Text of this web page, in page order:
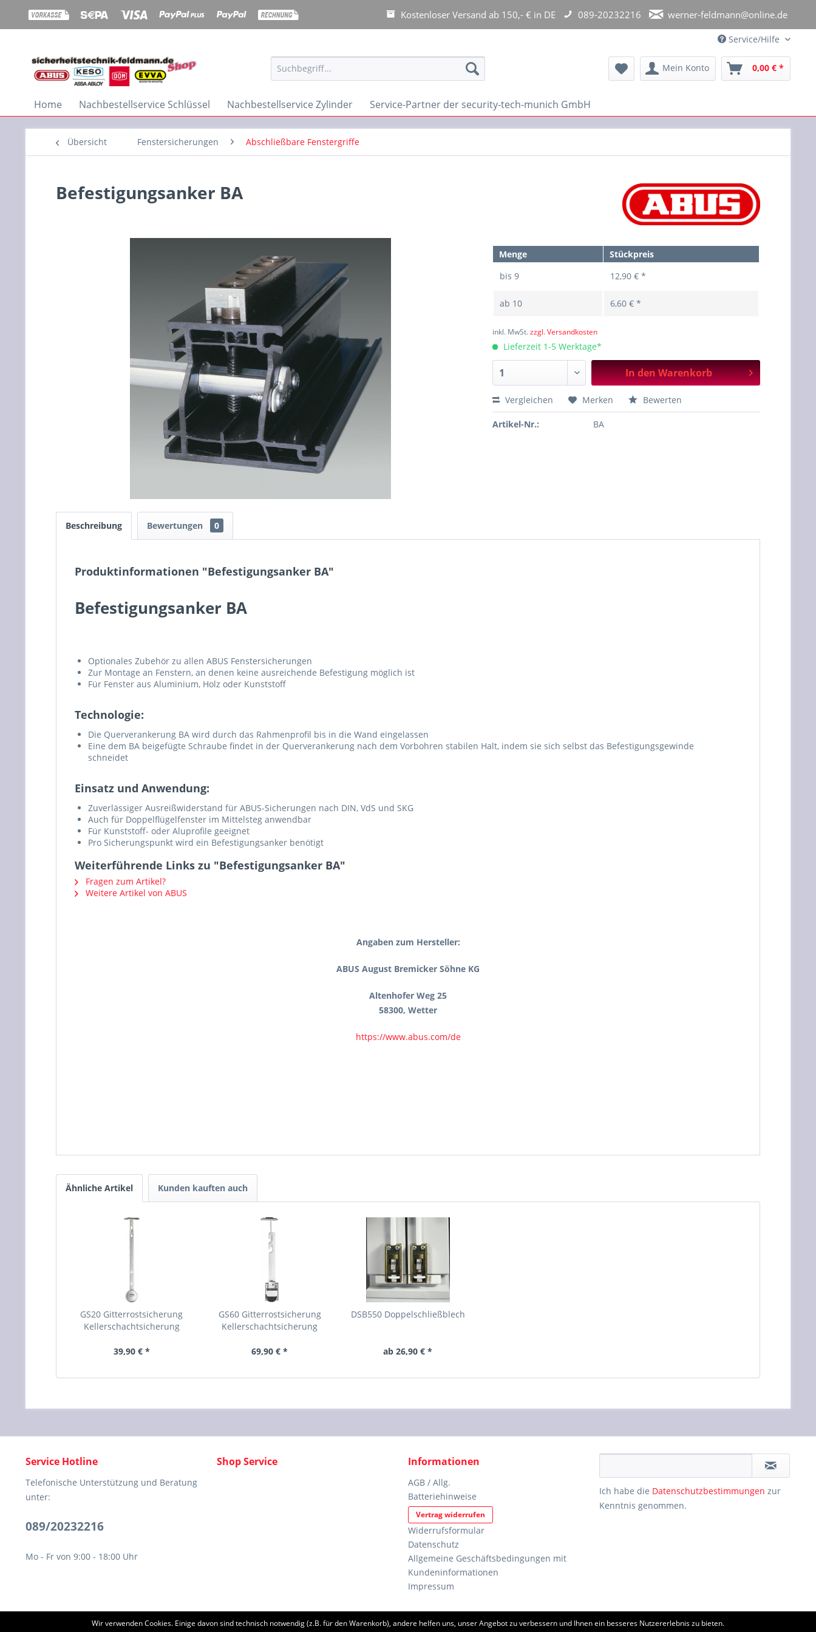
Kostenloser Versand ab 150,- € in DE 089-20232216 werner-feldmann@online.de
Service/Hilfe
Mein Konto 0,00 € *
Home Nachbestellservice Schlüssel Nachbestellservice Zylinder Service-Partner der security-tech-munich GmbH
Übersicht Fenstersicherungen Abschließbare Fenstergriffe
Befestigungsanker BA
Menge
Stückpreis
bis9 12,90 € *
ab 10 6,60 € *
inkl. MwSt.zzgl. Versandkosten
Lieferzeit 1-5 Werktage*
In denWarenkorb
Vergleichen Merken Bewerten
Artikel-Nr.: BA
Beschreibung Bewertungen 0
Produktinformationen "Befestigungsanker BA"
Befestigungsanker BA
Optionales Zubehör zu allen ABUS Fenstersicherungen
Zur Montage an Fenstern, an denen keine ausreichende Befestigung möglich ist
Für Fenster aus Aluminium, Holz oder Kunststoff
Technologie:
Die Querverankerung BA wird durch das Rahmenprofil bis in die Wand eingelassen
Eine dem BA beigefügte Schraube findet in der Querverankerung nach dem Vorbohren stabilen Halt, indem sie sich selbst das Befestigungsgewinde
schneidet
Einsatz und Anwendung:
Zuverlässiger Ausreißwiderstand für ABUS-Sicherungen nach DIN, VdS und SKG
Auch für Doppelflügelfenster im Mittelsteg anwendbar
Für Kunststoff- oder Aluprofile geeignet
Pro Sicherungspunkt wird ein Befestigungsanker benötigt
Weiterführende Links zu "Befestigungsanker BA"
Fragen zum Artikel?
Weitere Artikel von ABUS
Angaben zum Hersteller:
ABUS August Bremicker Söhne KG
Altenhofer Weg 25
58300, Wetter
https://www.abus.com/de
Ähnliche Artikel Kunden kauften auch
GS20 Gitterrostsicherung
Kellerschachtsicherung
39,90 € *
GS60 Gitterrostsicherung
Kellerschachtsicherung
69,90 € *
DSB550 Doppelschließblech
ab 26,90 € *
Service Hotline
Telefonische Unterstützung und Beratung
unter:
089/20232216
Mo - Fr von 9:00 - 18:00 Uhr
Shop Service Informationen
AGB / Allg.
Batteriehinweise
Vertrag widerrufen
Widerrufsformular
Datenschutz
Allgemeine Geschäftsbedingungen mit
Kundeninformationen
Impressum
Ich habe die Datenschutzbestimmungen zur
Kenntnis genommen.
Wir verwenden Cookies. Einige davon sind technisch notwendig (z.B. für den Warenkorb), andere helfen uns, unser Angebot zu verbessern und Ihnen ein besseres Nutzererlebnis zu bieten.